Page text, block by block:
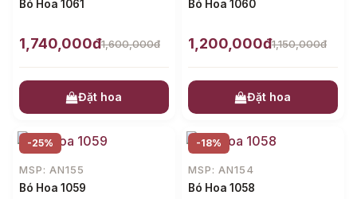
Bó Hoa 1061
1,740,000đ1,600,000đ
Đặt hoa
Bó Hoa 1060
1,200,000đ1,150,000đ
Đặt hoa
-25%
MSP: AN155
Bó Hoa 1059
-18%
MSP: AN154
Bó Hoa 1058